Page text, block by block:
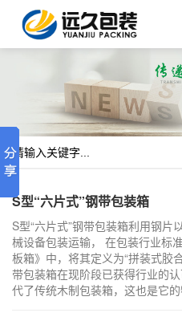
S型“六片式”钢带包装箱
S型“六片式”钢带包装箱利用钢
械设备包装运输， 在包装行业标
板箱》中，将其定义为“拼装式胶
带包装箱在现阶段已获得行业的
代了传统木制包装箱，这也是它